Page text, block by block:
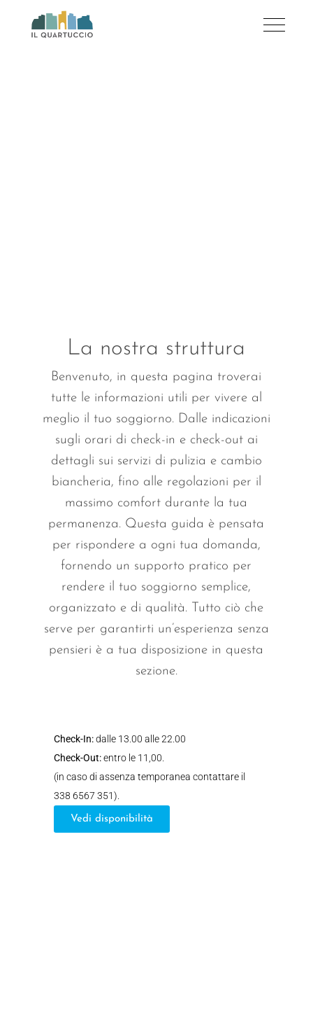
La nostra struttura
Benvenuto, in questa pagina troverai
tutte le informazioni utili per vivere al
meglio il tuo soggiorno. Dalle indicazioni
sugli orari di check-in e check-out ai
dettagli sui servizi di pulizia e cambio
biancheria, fino alle regolazioni per il
massimo comfort durante la tua
permanenza. Questa guida è pensata
per rispondere a ogni tua domanda,
fornendo un supporto pratico per
rendere il tuo soggiorno semplice,
organizzato e di qualità. Tutto ciò che
serve per garantirti un’esperienza senza
pensieri è a tua disposizione in questa
sezione.
Check-In:dalle 13.00 alle 22.00
Check-Out:entro le 11,00.
(in caso di assenza temporanea contattare il
338 6567 351).
Vedi disponibilità